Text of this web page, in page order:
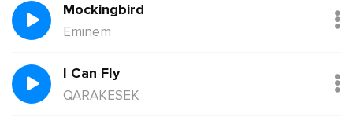
Mockingbird
Eminem
I Can Fly
QARAKESEK